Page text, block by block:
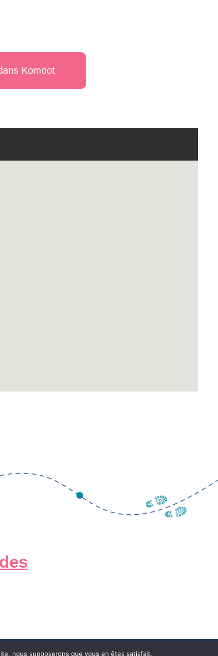
Komoot
nous supposerons que vous en êtes satisfait.